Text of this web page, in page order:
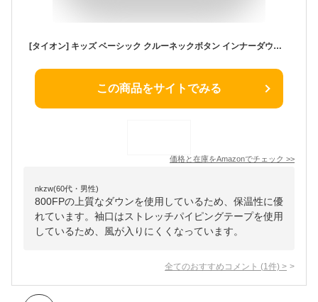
[タイオン] キッズ ベーシック クルーネックボタン インナーダウンジャケット(TAION-K104)
この商品をサイトでみる
価格と在庫をAmazonでチェック >>
nkzw(60代・男性)
800FPの上質なダウンを使用しているため、保温性に優
れています。袖口はストレッチパイピングテープを使用
しているため、風が入りにくくなっています。
全てのおすすめコメント (1 件) >